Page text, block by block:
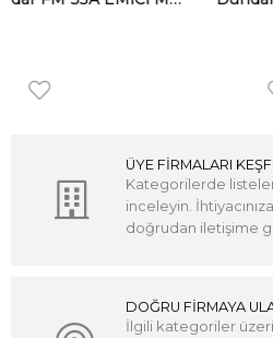
ÜYE FİRMALARI
Kategorilerde
inceleyin.
doğrudan iletişime
DOĞRU FİRMAYA
İlgili kategoriler